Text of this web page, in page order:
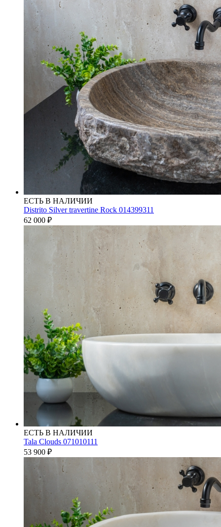
ЕСТЬ В НАЛИЧИИ
Distrito Silver travertine Rock 014399311
62 000 ₽
ЕСТЬ В НАЛИЧИИ
Tala Clouds 071010111
53 900 ₽